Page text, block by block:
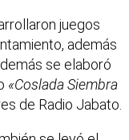
juegos
además
se elaboró
«Coslada Siembra
de Radio Jabato.